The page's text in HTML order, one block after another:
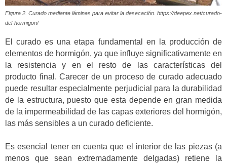
Figura 2. Curado mediante láminas para evitar la desecación. https://deepex.net/curado-
del-hormigon/
El curado es una etapa fundamental en la producción de
elementos de hormigón, ya que influye significativamente en
la resistencia y en el resto de las características del
producto final. Carecer de un proceso de curado adecuado
puede resultar especialmente perjudicial para la durabilidad
de la estructura, puesto que esta depende en gran medida
de la impermeabilidad de las capas exteriores del hormigón,
las más sensibles a un curado deficiente.
Es esencial tener en cuenta que el interior de las piezas (a
menos que sean extremadamente delgadas) retiene la